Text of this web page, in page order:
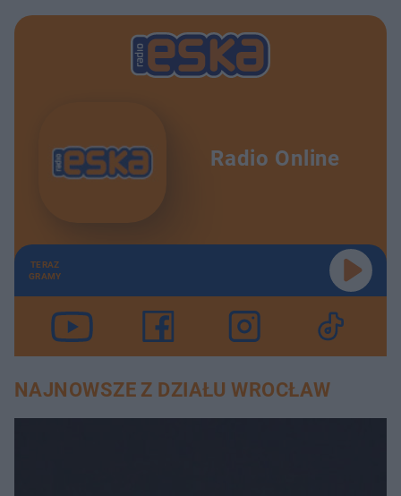
Radio Online
TERAZ
GRAMY
NAJNOWSZE Z DZIAŁU WROCŁAW